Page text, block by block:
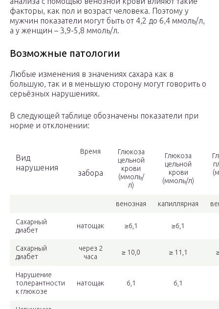
факторы, как пол и возраст человека. Поэтому у
мужчин показатели могут быть от 4,2 до 6,4 ммоль/л,
а у женщин – 3,9-5,8 ммоль/л.
Возможные патологии
Любые изменения в значениях сахара как в
большую, так и в меньшую сторону могут говорить о
серьёзных нарушениях.
В следующей таблице обозначены показатели при
норме и отклонении:
Вид
нарушения
Время
забора
Глюкоза
цельной
крови
(ммоль/
л)
Глюкоза
цельной
крови
(ммоль/л)
венозная капиллярная
Сахарный
диабет
натощак ≥6,1 ≥6,1
Сахарный
диабет
через 2
часа
≥ 10,0 ≥ 11,1
Нарушение
толерантности
к глюкозе
натощак 6,1 6,1